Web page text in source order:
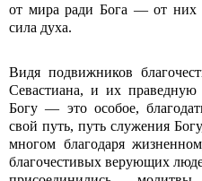
от мира ради Бога — от них
сила духа.
Видя подвижников
Севастиана, и их
Богу — это особое,
свой путь, путь служения
многом благодаря
благочестивых верующих